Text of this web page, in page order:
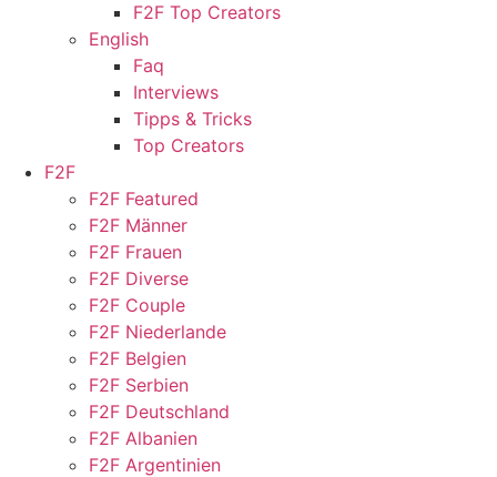
F2F Top Creators
English
Faq
Interviews
Tipps & Tricks
Top Creators
F2F
F2F Featured
F2F Männer
F2F Frauen
F2F Diverse
F2F Couple
F2F Niederlande
F2F Belgien
F2F Serbien
F2F Deutschland
F2F Albanien
F2F Argentinien